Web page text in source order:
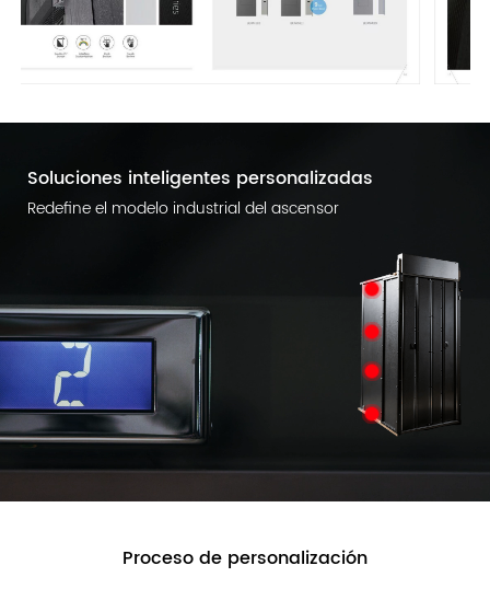
Soluciones inteligentes personalizadas
Redefine el modelo industrial del ascensor
Proceso de personalización